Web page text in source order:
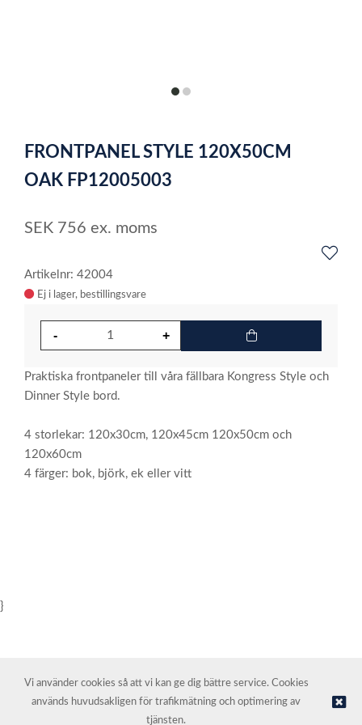
itemitem
of
2
FRONTPANEL STYLE 120X50CM
OAK FP12005003
SEK 756 ex. moms
Artikelnr: 42004
Ej i lager
Praktiska frontpaneler till våra fällbara Kongress Style och
Dinner Style bord.
4 storlekar: 120x30cm, 120x45cm 120x50cm och
120x60cm
4 färger: bok, björk, ek eller vitt
}
© NORDIC HOTEL SUPPORT AS | Webbutik tillhandahålls av
Kréatif
AS
Vi använder cookies så att vi kan ge dig bättre service. Cookies
används huvudsakligen för trafikmätning och optimering av
tjänsten.